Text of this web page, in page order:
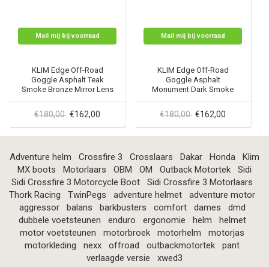
Mail mij bij voorraad
KLIM Edge Off-Road
Goggle Asphalt Teak
Smoke Bronze Mirror Lens
€180,00 €162,00
Mail mij bij voorraad
KLIM Edge Off-Road
Goggle Asphalt
Monument Dark Smoke
€180,00 €162,00
Adventure helm Crossfire 3 Crosslaars Dakar Honda
Klim
MX boots
Motorlaars OBM OM Outback Motortek
Sidi
Sidi Crossfire 3 Motorcycle Boot
Sidi Crossfire 3 Motorlaars
Thork Racing
TwinPegs adventure helmet
adventure motor
aggressor
balans barkbusters comfort dames
dmd
dubbele voetsteunen
enduro ergonomie helm
helmet
motor voetsteunen
motorbroek motorhelm
motorjas
motorkleding
nexx offroad outbackmotortek
pant
verlaagde versie
xwed3